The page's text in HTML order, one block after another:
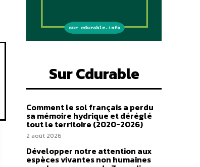
Sur Cdurable
Comment le sol français a perdu
sa mémoire hydrique et déréglé
tout le territoire (2020-2026)
2 août 2026
Développer notre attention aux
espèces vivantes non humaines